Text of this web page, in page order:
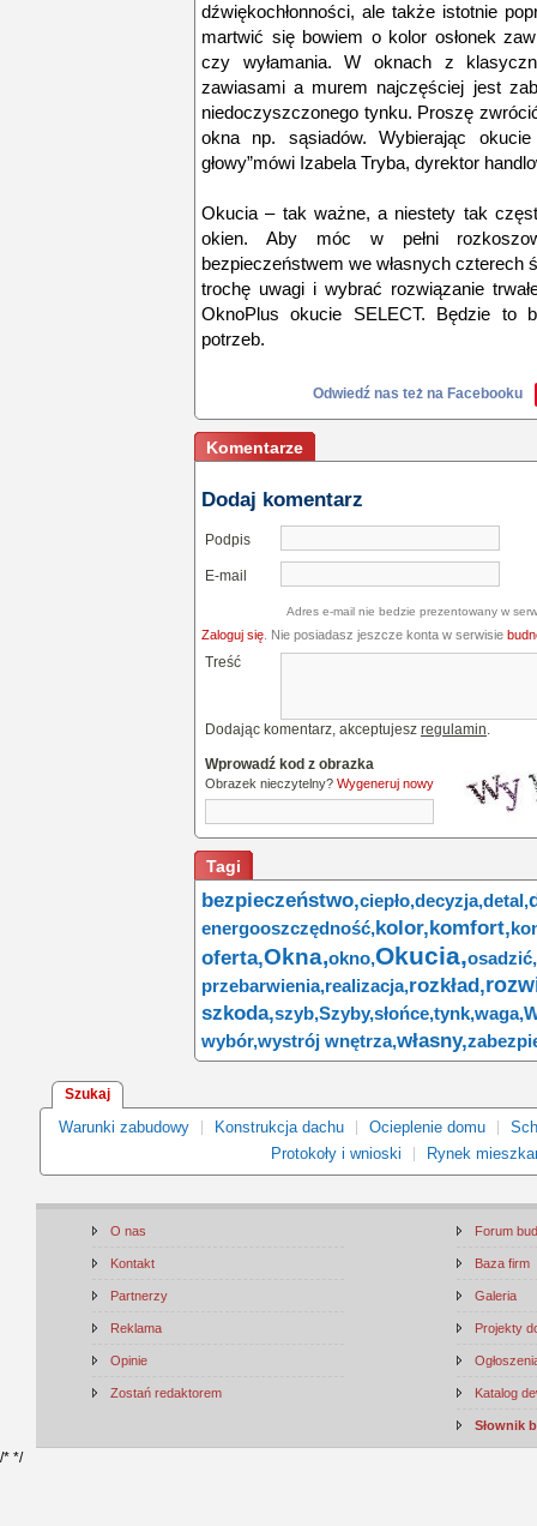
dźwiękochłonności, ale także istotnie
martwić się bowiem o kolor osłonek
czy wyłamania. W oknach z
zawiasami a murem najczęściej jest
niedoczyszczonego tynku. Proszę
okna np. sąsiadów. Wybierając
głowy”mówi Izabela Tryba, dyrektor
Okucia – tak ważne, a niestety tak
okien. Aby móc w pełni
bezpieczeństwem we własnych
trochę uwagi i wybrać rozwiązanie
OknoPlus okucie SELECT. Będzie to
potrzeb.
Odwiedź nas też na Facebooku
Komentarze
Dodaj komentarz
Podpis
E-mail
Adres e-mail nie bedzie prezentowany w
Zaloguj się . Nie posiadasz jeszcze konta w serwisie
Treść
Dodając komentarz, akceptujesz regulamin.
Wprowadź kod z obrazka
Obrazek nieczytelny? Wygeneruj nowy
Tagi
bezpieczeństwo,ciepło,decyzja,detal,
energooszczędność,kolor, komfort,
oferta,Okna,okno,Okucia,osadzić,
przebarwienia,realizacja,rozkład,
szkoda,szyb,Szyby,słońce,tynk,waga,
wybór,wystrój wnętrza,własny,
Szukaj
Warunki zabudowy Konstrukcja dachu Ocieplenie domu
Protokoły i wnioski
Rynek
O nas
Kontakt
Partnerzy
Reklama
Opinie
Zostań redaktorem
Forum
Baza firm
Galeria
Projekty
Katalog
Słownik
/* */